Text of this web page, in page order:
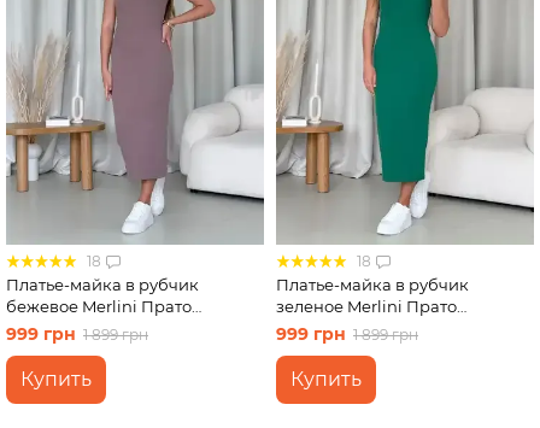
18
Платье-майка в рубчик
бежевое Merlini Прато
700001522 размер S-M
999 грн 1 899 грн
Купить
18
Платье-майка в рубчик
зеленое Merlini Прато
700001528 размер L-XL
999 грн 1 899 грн
Купить